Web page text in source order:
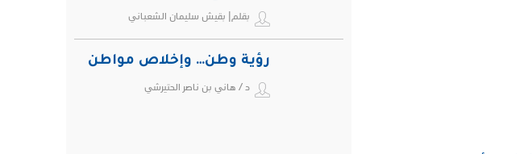
بقلم| بقيش سليمان الشعباني
رؤية وطن… وإخلاص مواطن
د / هاني بن ناصر الحتيرشي